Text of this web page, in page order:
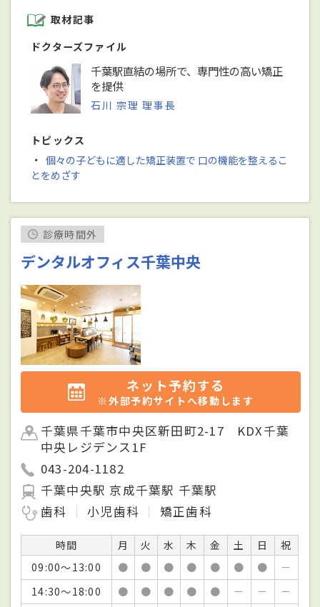
取材記事
ドクターズファイル
千葉駅直結の場所で、専門性の高い矯正
を提供
石川 宗理 理事長
トピックス
・ 個々の子どもに適した矯正装置で 口の機能を整えるこ
とをめざす
診療時間外
デンタルオフィス千葉中央
ネット予約する
※外部予約サイトへ移動します
千葉県千葉市中央区新田町2-17 KDX千葉
中央レジデンス1F
043-204-1182
千葉中央駅 京成千葉駅 千葉駅
歯科
小児歯科 矯正歯科
時間 月 火 水 木 金 土 日
祝
09:00～13:00
● ● ● ● ● ● ●
－
14:30～18:00
● ● ● ● ● － －
－